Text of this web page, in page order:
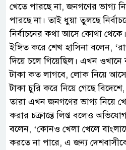
খেতে পারছে না, জনগণের ভাগ্য
পারছে না। তাই ধুয়া তুলছে
নির্বাচনের কথা আসে কোথা
ইঙ্গিত করে শেখ হাসিনা বলেন,
দিয়ে চলে গিয়েছিল। এখন
টাকা কত লাগবে, লোক নিয়ে
টাকা চুরি করে নিয়ে গেছে
তারা এখন জনগণের ভাগ্য নিয়ে
করার চক্রান্তে লিপ্ত বলেও
বলেন, ‘কোনও খেলা খেলে
করতে না পারে, এ জন্য